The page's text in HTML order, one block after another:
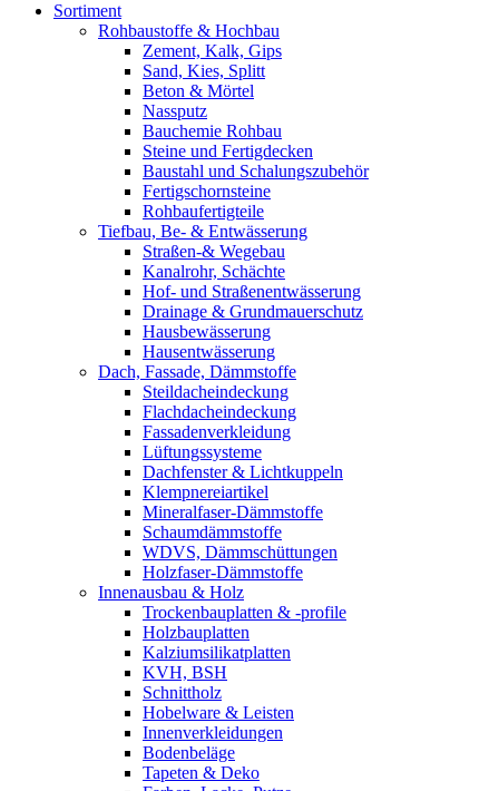
Sortiment
Rohbaustoffe & Hochbau
Zement, Kalk, Gips
Sand, Kies, Splitt
Beton & Mörtel
Nassputz
Bauchemie Rohbau
Steine und Fertigdecken
Baustahl und Schalungszubehör
Fertigschornsteine
Rohbaufertigteile
Tiefbau, Be- & Entwässerung
Straßen-& Wegebau
Kanalrohr, Schächte
Hof- und Straßenentwässerung
Drainage & Grundmauerschutz
Hausbewässerung
Hausentwässerung
Dach, Fassade, Dämmstoffe
Steildacheindeckung
Flachdacheindeckung
Fassadenverkleidung
Lüftungssysteme
Dachfenster & Lichtkuppeln
Klempnereiartikel
Mineralfaser-Dämmstoffe
Schaumdämmstoffe
WDVS, Dämmschüttungen
Holzfaser-Dämmstoffe
Innenausbau & Holz
Trockenbauplatten & -profile
Holzbauplatten
Kalziumsilikatplatten
KVH, BSH
Schnittholz
Hobelware & Leisten
Innenverkleidungen
Bodenbeläge
Tapeten & Deko